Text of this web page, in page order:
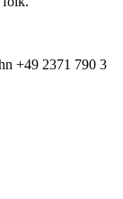
+49 2371 790 3